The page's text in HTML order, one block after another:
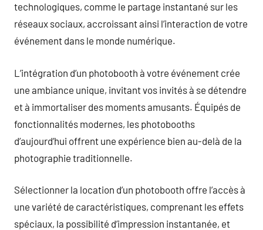
technologiques, comme le partage instantané sur les
réseaux sociaux, accroissant ainsi l’interaction de votre
événement dans le monde numérique.
L’intégration d’un photobooth à votre événement crée
une ambiance unique, invitant vos invités à se détendre
et à immortaliser des moments amusants. Équipés de
fonctionnalités modernes, les photobooths
d’aujourd’hui offrent une expérience bien au-delà de la
photographie traditionnelle.
Sélectionner la location d’un photobooth offre l’accès à
une variété de caractéristiques, comprenant les effets
spéciaux, la possibilité d’impression instantanée, et